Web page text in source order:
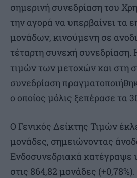
σημερινή συνεδρίαση του
την αγορά να υπερβαίνει τα
μονάδων, κινούμενη σε
τέταρτη συνεχή
τιμών των μετοχών και στη
συνεδρίαση
ο οποίος μόλις ξεπέρασε τα
Ο Γενικός Δείκτης Τιμών
μονάδες, σημειώνοντας
Ενδοσυνεδριακά κατέγραψε
στις 864,82 μονάδες